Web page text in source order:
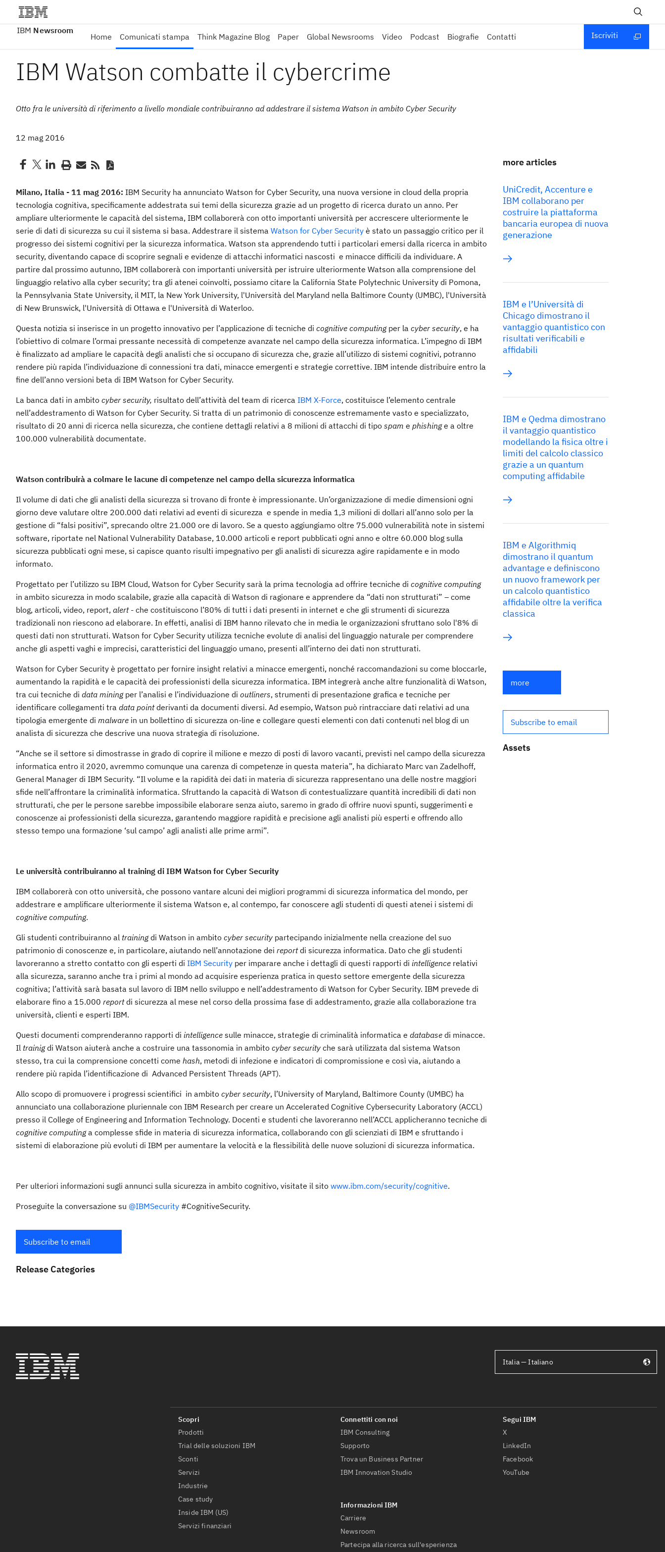
IBM Newsroom
Home Comunicati stampa Think Magazine Blog Paper Global Newsrooms Video Podcast Biografie Contatti Iscriviti
IBM Watson combatte il cybercrime
Otto fra le università di riferimento a livello mondiale contribuiranno ad addestrare il sistema Watson in ambito Cyber Security
12 mag 2016
Milano, Italia - 11 mag 2016: IBM Security ha annunciato Watson for Cyber Security, una nuova versione in cloud della propria
tecnologia cognitiva, specificamente addestrata sui temi della sicurezza grazie ad un progetto di ricerca durato un anno. Per
ampliare ulteriormente le capacità del sistema, IBM collaborerà con otto importanti università per accrescere ulteriormente le
serie di dati di sicurezza su cui il sistema si basa. Addestrare il sistema Watson for Cyber Security è stato un passaggio critico per il
progresso dei sistemi cognitivi per la sicurezza informatica. Watson sta apprendendo tutti i particolari emersi dalla ricerca in ambito
security, diventando capace di scoprire segnali e evidenze di attacchi informatici nascosti e minacce difficili da individuare. A
partire dal prossimo autunno, IBM collaborerà con importanti università per istruire ulteriormente Watson alla comprensione del
linguaggio relativo alla cyber security; tra gli atenei coinvolti, possiamo citare la California State Polytechnic University di Pomona,
la Pennsylvania State University, il MIT, la New York University, l'Università del Maryland nella Baltimore County (UMBC), l'Università
di New Brunswick, l'Università di Ottawa e l'Università di Waterloo.
Questa notizia si inserisce in un progetto innovativo per l’applicazione di tecniche di cognitive computingper la cyber security, e ha
l’obiettivo di colmare l’ormai pressante necessità di competenze avanzate nel campo della sicurezza informatica. L’impegno di IBM
è finalizzato ad ampliare le capacità degli analisti che si occupano di sicurezza che, grazie all’utilizzo di sistemi cognitivi, potranno
rendere più rapida l’individuazione di connessioni tra dati, minacce emergenti e strategie correttive. IBM intende distribuire entro la
fine dell’anno versioni beta di IBM Watson for Cyber Security.
La banca dati in ambito cyber security, risultato dell’attività del team di ricerca IBM X-Force, costituisce l’elemento centrale
nell’addestramento di Watson for Cyber Security. Si tratta di un patrimonio di conoscenze estremamente vasto e specializzato,
risultato di 20 anni di ricerca nella sicurezza, che contiene dettagli relativi a 8 milioni di attacchi di tipo spam e phishinge a oltre
100.000 vulnerabilità documentate.
Watson contribuirà a colmare le lacune di competenze nel campo della sicurezza informatica
Il volume di dati che gli analisti della sicurezza si trovano di fronte è impressionante. Un’organizzazione di medie dimensioni ogni
giorno deve valutare oltre 200.000 dati relativi ad eventi di sicurezza e spende in media 1,3 milioni di dollari all’anno solo per la
gestione di “falsi positivi”, sprecando oltre 21.000 ore di lavoro. Se a questo aggiungiamo oltre 75.000 vulnerabilità note in sistemi
software, riportate nel National Vulnerability Database, 10.000 articoli e report pubblicati ogni anno e oltre 60.000 blog sulla
sicurezza pubblicati ogni mese, si capisce quanto risulti impegnativo per gli analisti di sicurezza agire rapidamente e in modo
informato.
Progettato per l’utilizzo su IBM Cloud, Watson for Cyber Security sarà la prima tecnologia ad offrire tecniche di cognitive computing
in ambito sicurezza in modo scalabile, grazie alla capacità di Watson di ragionare e apprendere da “dati non strutturati” – come
blog, articoli, video, report, alert- che costituiscono l’80% di tutti i dati presenti in internet e che gli strumenti di sicurezza
tradizionali non riescono ad elaborare. In effetti, analisi di IBM hanno rilevato che in media le organizzazioni sfruttano solo l'8% di
questi dati non strutturati. Watson for Cyber Security utilizza tecniche evolute di analisi del linguaggio naturale per comprendere
anche gli aspetti vaghi e imprecisi, caratteristici del linguaggio umano, presenti all’interno dei dati non strutturati.
Watson for Cyber Security è progettato per fornire insight relativi a minacce emergenti, nonché raccomandazioni su come bloccarle,
aumentando la rapidità e le capacità dei professionisti della sicurezza informatica. IBM integrerà anche altre funzionalità di Watson,
tra cui tecniche di data miningper l’analisi e l’individuazione di outliners, strumenti di presentazione grafica e tecniche per
identificare collegamenti tra data pointderivanti da documenti diversi. Ad esempio, Watson può rintracciare dati relativi ad una
tipologia emergente di malware in un bollettino di sicurezza on-line e collegare questi elementi con dati contenuti nel blog di un
analista di sicurezza che descrive una nuova strategia di risoluzione.
“Anche se il settore si dimostrasse in grado di coprire il milione e mezzo di posti di lavoro vacanti, previsti nel campo della sicurezza
informatica entro il 2020, avremmo comunque una carenza di competenze in questa materia”, ha dichiarato Marc van Zadelhoff,
General Manager di IBM Security. “Il volume e la rapidità dei dati in materia di sicurezza rappresentano una delle nostre maggiori
sfide nell’affrontare la criminalità informatica. Sfruttando la capacità di Watson di contestualizzare quantità incredibili di dati non
strutturati, che per le persone sarebbe impossibile elaborare senza aiuto, saremo in grado di offrire nuovi spunti, suggerimenti e
conoscenze ai professionisti della sicurezza, garantendo maggiore rapidità e precisione agli analisti più esperti e offrendo allo
stesso tempo una formazione ‘sul campo’ agli analisti alle prime armi”.
Le università contribuiranno al training di IBM Watson for Cyber Security
IBM collaborerà con otto università, che possono vantare alcuni dei migliori programmi di sicurezza informatica del mondo, per
addestrare e amplificare ulteriormente il sistema Watson e, al contempo, far conoscere agli studenti di questi atenei i sistemi di
cognitive computing.
Gli studenti contribuiranno al trainingdi Watson in ambito cyber security partecipando inizialmente nella creazione del suo
patrimonio di conoscenze e, in particolare, aiutando nell’annotazione dei reportdi sicurezza informatica. Dato che gli studenti
lavoreranno a stretto contatto con gli esperti di IBM Security per imparare anche i dettagli di questi rapporti di intelligence relativi
alla sicurezza, saranno anche tra i primi al mondo ad acquisire esperienza pratica in questo settore emergente della sicurezza
cognitiva; l’attività sarà basata sul lavoro di IBM nello sviluppo e nell’addestramento di Watson for Cyber Security. IBM prevede di
elaborare fino a 15.000 reportdi sicurezza al mese nel corso della prossima fase di addestramento, grazie alla collaborazione tra
università, clienti e esperti IBM.
Questi documenti comprenderanno rapporti di intelligence sulle minacce, strategie di criminalità informatica e database di minacce.
Il trainigdi Watson aiuterà anche a costruire una tassonomia in ambito cyber security che sarà utilizzata dal sistema Watson
stesso, tra cui la comprensione concetti come hash, metodi di infezione e indicatori di compromissione e così via, aiutando a
rendere più rapida l’identificazione di Advanced Persistent Threads (APT).
Allo scopo di promuovere i progressi scientifici in ambito cyber security, l’University of Maryland, Baltimore County (UMBC) ha
annunciato una collaborazione pluriennale con IBM Research per creare un Accelerated Cognitive Cybersecurity Laboratory (ACCL)
presso il College of Engineering and Information Technology. Docenti e studenti che lavoreranno nell’ACCL applicheranno tecniche di
cognitive computinga complesse sfide in materia di sicurezza informatica, collaborando con gli scienziati di IBM e sfruttando i
sistemi di elaborazione più evoluti di IBM per aumentare la velocità e la flessibilità delle nuove soluzioni di sicurezza informatica.
Per ulteriori informazioni sugli annunci sulla sicurezza in ambito cognitivo, visitate il sito www.ibm.com/security/cognitive.
Proseguite la conversazione su @IBMSecurity #CognitiveSecurity.
Subscribe to email
Release Categories
more articles
UniCredit, Accenture e
IBM collaborano per
costruire la piattaforma
bancaria europea di nuova
generazione
IBM e l’Università di
Chicago dimostrano il
vantaggio quantistico con
risultati verificabili e
affidabili
IBM e Qedma dimostrano
il vantaggio quantistico
modellando la fisica oltre i
limiti del calcolo classico
grazie a un quantum
computing affidabile
IBM e Algorithmiq
dimostrano il quantum
advantage e definiscono
un nuovo framework per
un calcolo quantistico
affidabile oltre la verifica
classica
more
Subscribe to email
Assets
Prodotti
Trial delle soluzioni IBM
Sconti
Servizi
Industrie
Case study
Inside IBM (US)
Servizi finanziari
IBM Consulting
Supporto
Trova un Business Partner
IBM Innovation Studio
Carriere
Newsroom
Partecipa alla ricerca sull'esperienza
X
LinkedIn
Facebook
YouTube
Italia — Italiano